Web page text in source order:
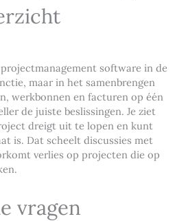
software in de
maar in het samenbrengen
werkbonnen en facturen op één
de juiste beslissingen. Je ziet
dreigt uit te lopen en kunt
is. Dat scheelt discussies met
verlies op projecten die op
vragen